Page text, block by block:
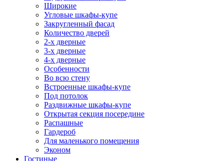
Широкие
Угловые шкафы-купе
Закругленный фасад
Количество дверей
2-х дверные
3-х дверные
4-х дверные
Особенности
Во всю стену
Встроенные шкафы-купе
Под потолок
Раздвижные шкафы-купе
Открытая секция посередине
Распашные
Гардероб
Для маленького помещения
Эконом
Гостиные